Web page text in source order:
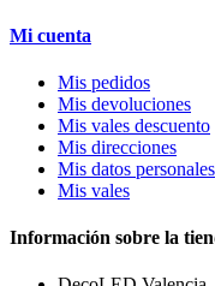
Mi cuenta
Mis pedidos
Mis devoluciones
Mis vales descuento
Mis direcciones
Mis datos personales
Mis vales
Información sobre la